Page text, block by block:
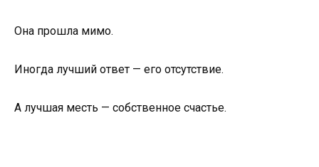
Она прошла мимо.
Иногда лучший ответ — его отсутствие.
А лучшая месть — собственное счастье.